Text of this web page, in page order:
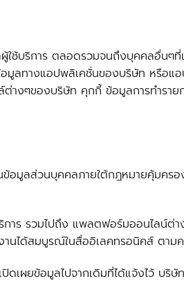
บริการ ตลอดรวมจนถึงบุคคลอื่นๆที่เ
อมูลทางแอปพลิเคชั่นของบริษัท หรือ
งๆของบริษัท คุกกี้ ข้อมูลการทำรายก
ข้อมูลส่วนบุคคลภายใต้กฎหมายคุ้มคร
าร รวมไปถึง แพลตฟอร์มออนไลน์ต่า
านได้สมบูรณ์ในสื่ออิเลคทรอนิคส์ ตาม
เผยข้อมูลไปจากเดิมที่ได้แจ้งไว้ บริษั